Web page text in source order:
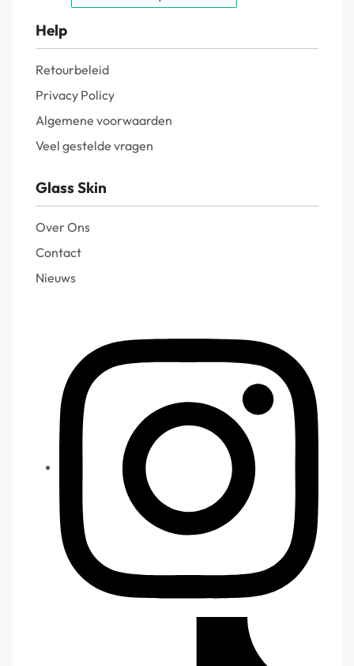
Help
Retourbeleid
Privacy Policy
Algemene voorwaarden
Veel gestelde vragen
Glass Skin
Over Ons
Contact
Nieuws